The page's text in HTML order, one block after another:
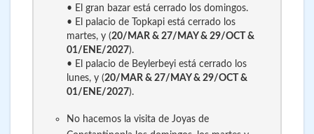
• El gran bazar está cerrado los domingos.
• El palacio de Topkapi está cerrado los
martes, y (20/MAR & 27/MAY & 29/OCT &
01/ENE/2027).
• El palacio de Beylerbeyi está cerrado los
lunes, y (20/MAR & 27/MAY & 29/OCT &
01/ENE/2027).
No hacemos la visita de Joyas de